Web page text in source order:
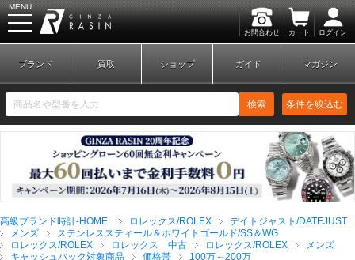
お問合わせ カート ログイン
MENU
新規会員登録 ログイン
ブランドから探す
ブランド 買取 ショップ ガイド マガジン
検索 条件を絞込む
高級ブランド時計-HOME ロレックス/ROLEX
デイトジャスト/DATEJUST
メンズ
ステンレススティール＆ホワイトゴールド/SS＆WG
ロレックス/ROLEX
ロレックス 中古 ロレックス/ROLEX
メンズ
キャッシュバック対象商品
価格帯 100万～200万